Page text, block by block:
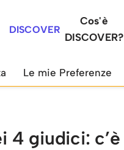
DISCOVER
Cos'è
DISCOVER?
Le mie Preferenze
4 giudici: c’è